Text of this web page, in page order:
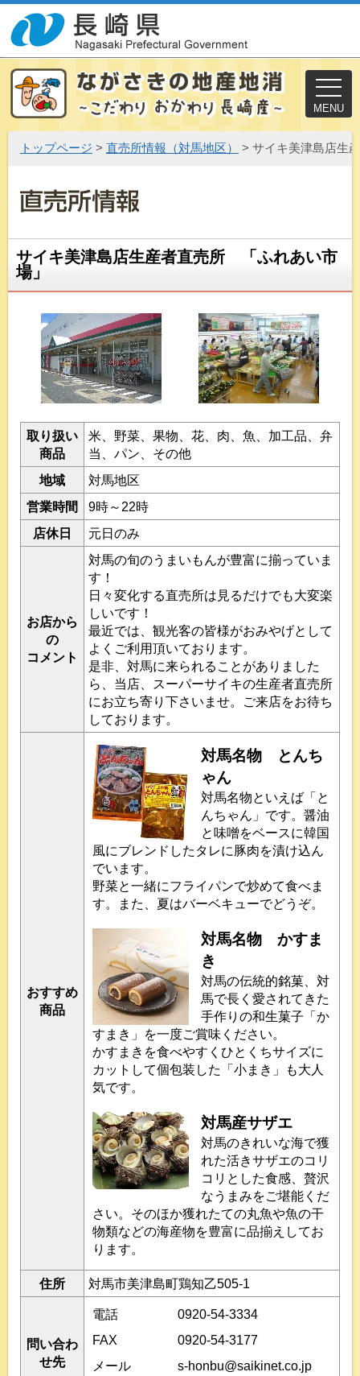
MENU
トップページ > 直売所情報（対馬地区） > サイキ美津島店生
サイキ美津島店生産者直売所 「ふれあい市
場」
取り扱い
商品
米、野菜、果物、花、肉、魚、加工品、弁
当、パン、その他
地域
対馬地区
営業時間
9時～22時
店休日
元日のみ
お店から
の
コメント
対馬の旬のうまいもんが豊富に揃っていま
す！
日々変化する直売所は見るだけでも大変楽
しいです！
最近では、観光客の皆様がおみやげとして
よくご利用頂いております。
是非、対馬に来られることがありました
ら、当店、スーパーサイキの生産者直売所
にお立ち寄り下さいませ。ご来店をお待ち
しております。
おすすめ
商品
対馬名物 とんち
ゃん
対馬名物といえば「と
んちゃん」です。醤油
と味噌をベースに韓国
風にブレンドしたタレに豚肉を漬け込ん
でいます。
野菜と一緒にフライパンで炒めて食べま
す。また、夏はバーベキューでどうぞ。
対馬名物 かすま
き
対馬の伝統的銘菓、対
馬で長く愛されてきた
手作りの和生菓子「か
すまき」を一度ご賞味ください。
かすまきを食べやすくひとくちサイズに
カットして個包装した「小まき」も大人
気です。
対馬産サザエ
対馬のきれいな海で獲
れた活きサザエのコリ
コリとした食感、贅沢
なうまみをご堪能くだ
さい。そのほか獲れたての丸魚や魚の干
物類などの海産物を豊富に品揃えしてお
ります。
住所 対馬市美津島町鶏知乙505-1
問い合わ
せ先
電話
0920-54-3334
FAX
0920-54-3177
メール
s-honbu@saikinet.co.jp